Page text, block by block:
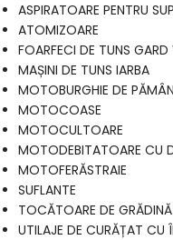
ASPIRATOARE PENTRU
ATOMIZOARE
FOARFECI DE TUNS GARD
MAȘINI DE TUNS IARBA
MOTOBURGHIE DE
MOTOCOASE
MOTOCULTOARE
MOTODEBITATOARE CU
MOTOFERĂSTRAIE
SUFLANTE
TOCĂTOARE DE GRĂDINĂ
UTILAJE DE CURĂȚAT CU